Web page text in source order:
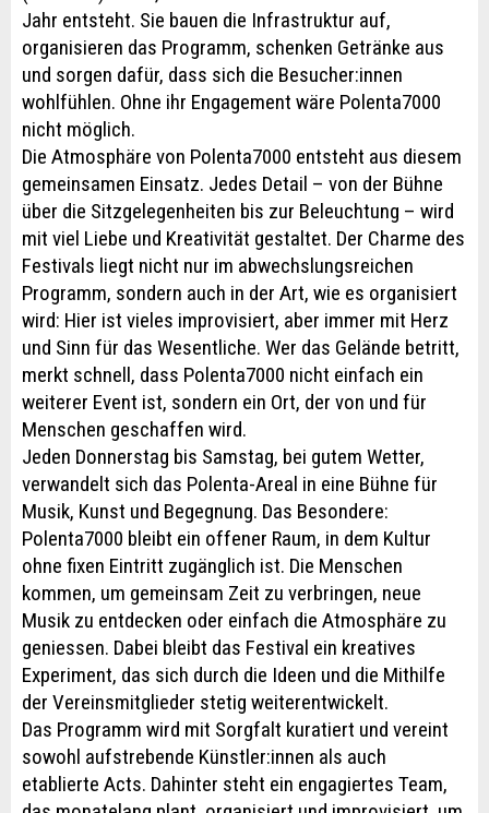
Jahr entsteht. Sie bauen die Infrastruktur auf,
organisieren das Programm, schenken Getränke aus
und sorgen dafür, dass sich die Besucher:innen
wohlfühlen. Ohne ihr Engagement wäre Polenta7000
nicht möglich.
Die Atmosphäre von Polenta7000 entsteht aus diesem
gemeinsamen Einsatz. Jedes Detail – von der Bühne
über die Sitzgelegenheiten bis zur Beleuchtung – wird
mit viel Liebe und Kreativität gestaltet. Der Charme des
Festivals liegt nicht nur im abwechslungsreichen
Programm, sondern auch in der Art, wie es organisiert
wird: Hier ist vieles improvisiert, aber immer mit Herz
und Sinn für das Wesentliche. Wer das Gelände betritt,
merkt schnell, dass Polenta7000 nicht einfach ein
weiterer Event ist, sondern ein Ort, der von und für
Menschen geschaffen wird.
Jeden Donnerstag bis Samstag, bei gutem Wetter,
verwandelt sich das Polenta-Areal in eine Bühne für
Musik, Kunst und Begegnung. Das Besondere:
Polenta7000 bleibt ein offener Raum, in dem Kultur
ohne fixen Eintritt zugänglich ist. Die Menschen
kommen, um gemeinsam Zeit zu verbringen, neue
Musik zu entdecken oder einfach die Atmosphäre zu
geniessen. Dabei bleibt das Festival ein kreatives
Experiment, das sich durch die Ideen und die Mithilfe
der Vereinsmitglieder stetig weiterentwickelt.
Das Programm wird mit Sorgfalt kuratiert und vereint
sowohl aufstrebende Künstler:innen als auch
etablierte Acts. Dahinter steht ein engagiertes Team,